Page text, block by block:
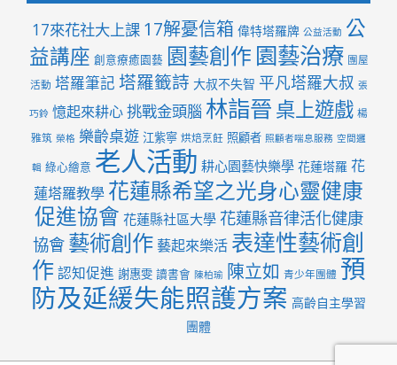
17來花社大上課 17解憂信箱 偉特塔羅牌 公益活動 公
益講座 創意療癒園藝 園藝創作 園藝治療 團屋
活動 塔羅筆記 塔羅籤詩 大叔不失智 平凡塔羅大叔 張
巧鈴 憶起來耕心挑戰金頭腦 林詣晉桌上遊戲 楊
雅筑 榮格 樂齡桌遊 江紫寧 烘焙烹飪 照顧者 照顧者喘息服務 空間邏
輯 綠心繪意 老人活動 耕心園藝快樂學 花蓮塔羅 花
蓮塔羅教學 花蓮縣希望之光身心靈健康
促進協會 花蓮縣社區大學 花蓮縣音律活化健康
協會 藝術創作藝起來樂活 表達性藝術創
作 認知促進 謝惠雯 讀書會 陳柏瑜 陳立如 青少年團體 預
防及延緩失能照護方案 高齡自主學習
團體